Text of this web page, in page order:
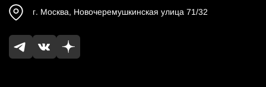
г. Москва, Новочеремушкинская улица 71/32